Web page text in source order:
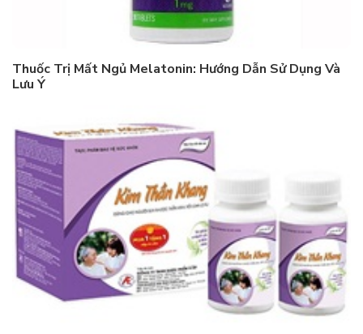
Thuốc Trị Mất Ngủ Melatonin: Hướng Dẫn Sử Dụng Và
Lưu Ý